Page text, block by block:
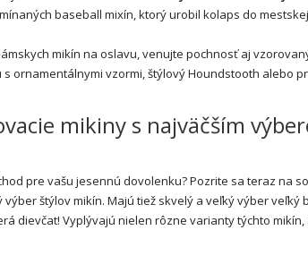
baseball mixín, ktorý urobil kolaps do
dámskych mikín na oslavu, venujte pochnosť aj
ornamentálnymi vzormi, štýlový Houndstooth alebo
mikiny s najväčším
pre vašu jesennú dovolenku? Pozrite sa teraz na
štýlov mikín. Majú tiež skvelý a veľký výber veľký
dievčat! Vyplývajú nielen rôzne varianty týchto